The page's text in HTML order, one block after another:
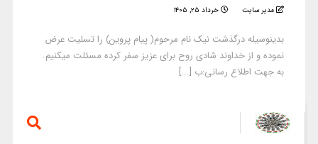
مدیر سایت خرداد ۲۵, ۱۴۰۵
بدینوسیله درگذشت نیک نام مرحوم( پیام پروین) را تسلیت عرض
نموده و از خداوند شادی روح برای عزیز سفر کرده مسئلت میکنیم.
به جهت اطلاع رسانی:ب [...]